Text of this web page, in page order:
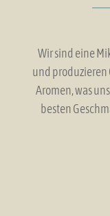
Wir sind eine
und produzieren
Aromen, was
besten